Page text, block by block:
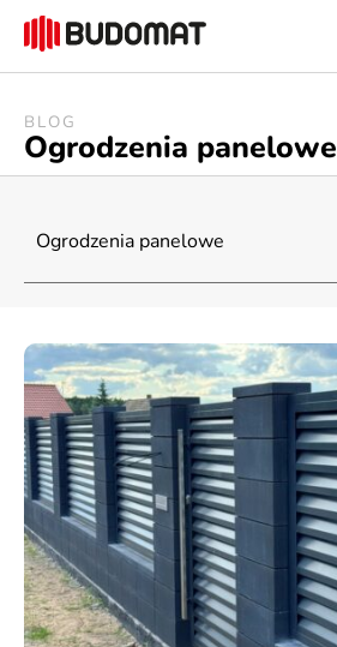
BLOG
Ogrodzenia panelowe
Ogrodzenia panelowe
Ogrodzenia betonowe
Ogrodzenia frontowe
Ogrodzenia panelowe